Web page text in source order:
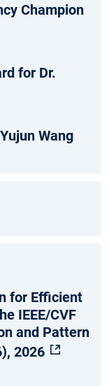
Champion
for Dr.
Wang
for Efficient
IEEE/CVF
and Pattern
2026